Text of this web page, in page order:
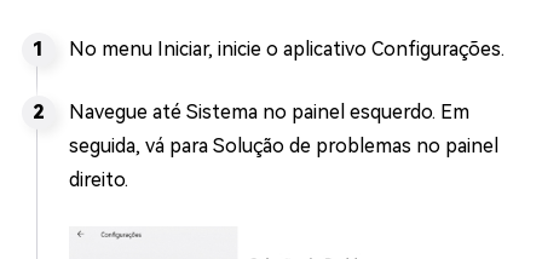
No menu Iniciar, inicie o aplicativo Configurações.
Navegue até Sistema no painel esquerdo. Em
seguida, vá para Solução de problemas no painel
direito.